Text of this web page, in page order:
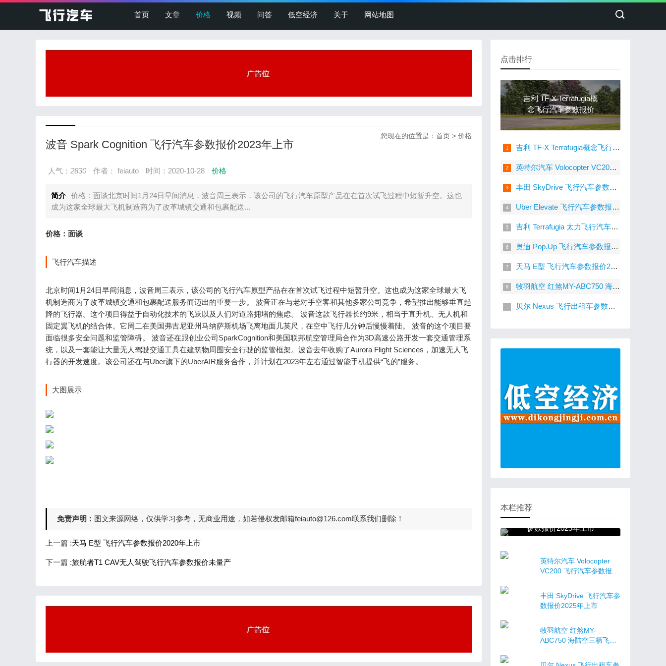
首页 文章 价格 视频 问答 低空经济 关于 网站地图
您现在的位置是： 首页 > 价格
波音 Spark Cognition 飞行汽车参数报价2023年上市
人气： 2830 作者： feiauto 时间：2020-10-28 价格
简介 价格：面谈北京时间1月24日早间消息，波音周三表示，该公司的飞行汽车原型产品在在首次试飞过程中短暂升空。这也
成为这家全球最大飞机制造商为了改革城镇交通和包裹配送...
价格：面谈
飞行汽车描述
北京时间1月24日早间消息，波音周三表示，该公司的飞行汽车原型产品在在首次试飞过程中短暂升空。这也成为这家全球最大飞
机制造商为了改革城镇交通和包裹配送服务而迈出的重要一步。 波音正在与老对手空客和其他多家公司竞争，希望推出能够垂直起
降的飞行器。这个项目得益于自动化技术的飞跃以及人们对道路拥堵的焦虑。 波音这款飞行器长约9米，相当于直升机、无人机和
固定翼飞机的结合体。它周二在美国弗吉尼亚州马纳萨斯机场飞离地面几英尺，在空中飞行几分钟后慢慢着陆。 波音的这个项目要
面临很多安全问题和监管障碍。 波音还在跟创业公司SparkCognition和美国联邦航空管理局合作为3D高速公路开发一套交通管理系
统，以及一套能让大量无人驾驶交通工具在建筑物周围安全行驶的监管框架。波音去年收购了Aurora Flight Sciences，加速无人飞
行器的开发速度。该公司还在与Uber旗下的UberAIR服务合作，并计划在2023年左右通过智能手机提供“飞的”服务。
大图展示
免责声明： 图文来源网络，仅供学习参考，无商业用途，如若侵权发邮箱feiauto@126.com联系我们删除！
上一篇 :天马 E型 飞行汽车参数报价2020年上市
下一篇 :旅航者T1 CAV无人驾驶飞行汽车参数报价未量产
点击排行
吉利 TF-X Terrafugia概
念飞行汽车参数报价
吉利 TF-X Terrafugia概念飞行汽车参数报价
英特尔汽车 Volocopter VC200 飞行汽车参数报价未公布上市
丰田 SkyDrive 飞行汽车参数报价2025年上市
Uber Elevate 飞行汽车参数报价2025年上市
吉利 Terrafugia 太力飞行汽车参数报价2019年上市
奥迪 Pop.Up 飞行汽车参数报价未量产
天马 E型 飞行汽车参数报价2020年上市
牧羽航空 红煞MY-ABC750 海陆空三栖飞行汽车报价参数
贝尔 Nexus 飞行出租车参数报价未量产
本栏推荐
Uber Elevate 飞行汽车
参数报价2025年上市
英特尔汽车 Volocopter
VC200 飞行汽车参数报价
丰田 SkyDrive 飞行汽车参
数报价2025年上市
牧羽航空 红煞MY-
ABC750 海陆空三栖飞行